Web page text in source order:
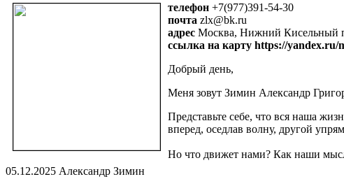
телефон +7(977)391-54-30
почта zlx@bk.ru
адрес Москва, Нижний Кисельный
ссылка на карту https://yandex.ru/
Добрый день,
Меня зовут Зимин Александр
Представьте себе, что вся наша
вперед, оседлав волну, другой
Но что движет нами? Как наши
Я изучаю работу психики, ее механизмы. Что приводит к тревогам,
05.12.2025 Александр Зимин